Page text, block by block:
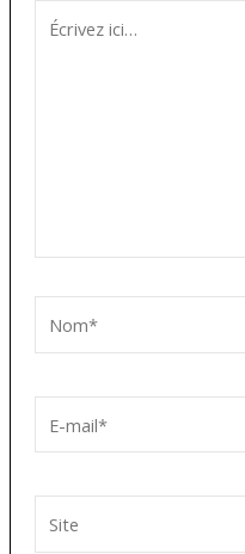
Écrivez
ici…
mail*